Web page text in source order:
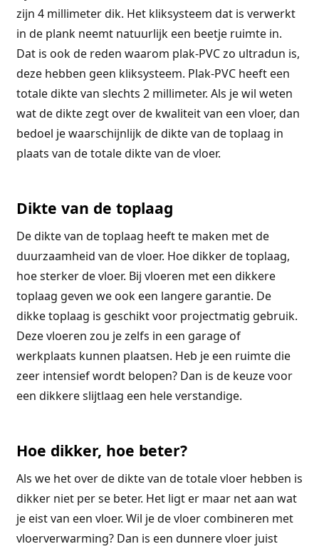
zijn 4 millimeter dik. Het kliksysteem dat is verwerkt
in de plank neemt natuurlijk een beetje ruimte in.
Dat is ook de reden waarom plak-PVC zo ultradun is,
deze hebben geen kliksysteem. Plak-PVC heeft een
totale dikte van slechts 2 millimeter. Als je wil weten
wat de dikte zegt over de kwaliteit van een vloer, dan
bedoel je waarschijnlijk de dikte van de toplaag in
plaats van de totale dikte van de vloer.
Dikte van de toplaag
De dikte van de toplaag heeft te maken met de
duurzaamheid van de vloer. Hoe dikker de toplaag,
hoe sterker de vloer. Bij vloeren met een dikkere
toplaag geven we ook een langere garantie. De
dikke toplaag is geschikt voor projectmatig gebruik.
Deze vloeren zou je zelfs in een garage of
werkplaats kunnen plaatsen. Heb je een ruimte die
zeer intensief wordt belopen? Dan is de keuze voor
een dikkere slijtlaag een hele verstandige.
Hoe dikker, hoe beter?
Als we het over de dikte van de totale vloer hebben is
dikker niet per se beter. Het ligt er maar net aan wat
je eist van een vloer. Wil je de vloer combineren met
vloerverwarming? Dan is een dunnere vloer juist